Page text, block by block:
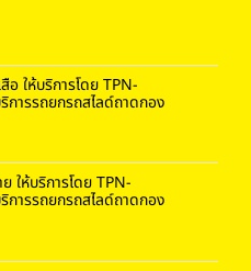
อ ให้บริการโดย TPN-
ารรถยกรถสไลด์ถาดกอง
ให้บริการโดย TPN-
ารรถยกรถสไลด์ถาดกอง